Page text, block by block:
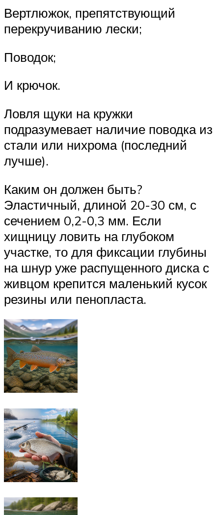
Вертлюжок, препятствующий
перекручиванию лески;
Поводок;
И крючок.
Ловля щуки на кружки
подразумевает наличие поводка из
стали или нихрома (последний
лучше).
Каким он должен быть?
Эластичный, длиной 20-30 см, с
сечением 0,2-0,3 мм. Если
хищницу ловить на глубоком
участке, то для фиксации глубины
на шнур уже распущенного диска с
живцом крепится маленький кусок
резины или пенопласта.